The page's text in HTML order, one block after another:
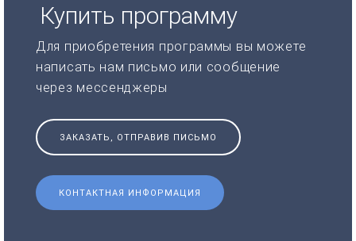
Купить программу
Для приобретения программы вы можете
написать нам письмо или сообщение
через мессенджеры
ЗАКАЗАТЬ, ОТПРАВИВ ПИСЬМО
КОНТАКТНАЯ ИНФОРМАЦИЯ